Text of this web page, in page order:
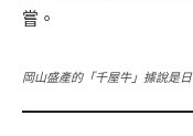
嘗。
岡山盛產的「千屋牛」據說是